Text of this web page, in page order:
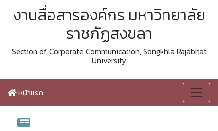
งานสื่อสารองค์กร มหาวิทยาลัย
ราชภัฏสงขลา
Section of Corporate Communication, Songkhla Rajabhat
University
หน้าแรก